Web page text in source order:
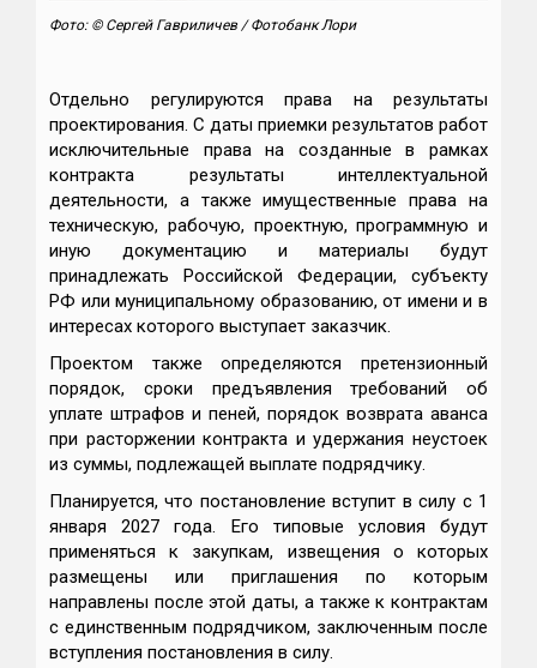
Фото: © Сергей Гавриличев / Фотобанк Лори
Отдельно регулируются права на результаты
проектирования. С даты приемки результатов работ
исключительные права на созданные в рамках
контракта результаты интеллектуальной
деятельности, а также имущественные права на
техническую, рабочую, проектную, программную и
иную документацию и материалы будут
принадлежать Российской Федерации, субъекту
РФ или муниципальному образованию, от имени и в
интересах которого выступает заказчик.
Проектом также определяются претензионный
порядок, сроки предъявления требований об
уплате штрафов и пеней, порядок возврата аванса
при расторжении контракта и удержания неустоек
из суммы, подлежащей выплате подрядчику.
Планируется, что постановление вступит в силу с 1
января 2027 года. Его типовые условия будут
применяться к закупкам, извещения о которых
размещены или приглашения по которым
направлены после этой даты, а также к контрактам
с единственным подрядчиком, заключенным после
вступления постановления в силу.